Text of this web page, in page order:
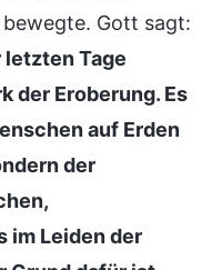
Gott sagt:
letzten Tage
der Eroberung. Es
auf Erden
der
im Leiden der